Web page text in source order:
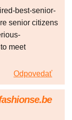
best-senior-
senior citizens
meet
Odpovedať